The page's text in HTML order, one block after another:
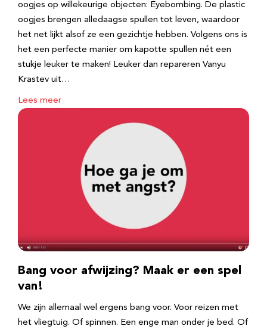
oogjes op willekeurige objecten: Eyebombing. De plastic
oogjes brengen alledaagse spullen tot leven, waardoor
het net lijkt alsof ze een gezichtje hebben. Volgens ons is
het een perfecte manier om kapotte spullen nét een
stukje leuker te maken! Leuker dan repareren Vanyu
Krastev uit…
Lees meer
Bang voor afwijzing? Maak er een spel
van!
We zijn allemaal wel ergens bang voor. Voor reizen met
het vliegtuig. Of spinnen. Een enge man onder je bed. Of